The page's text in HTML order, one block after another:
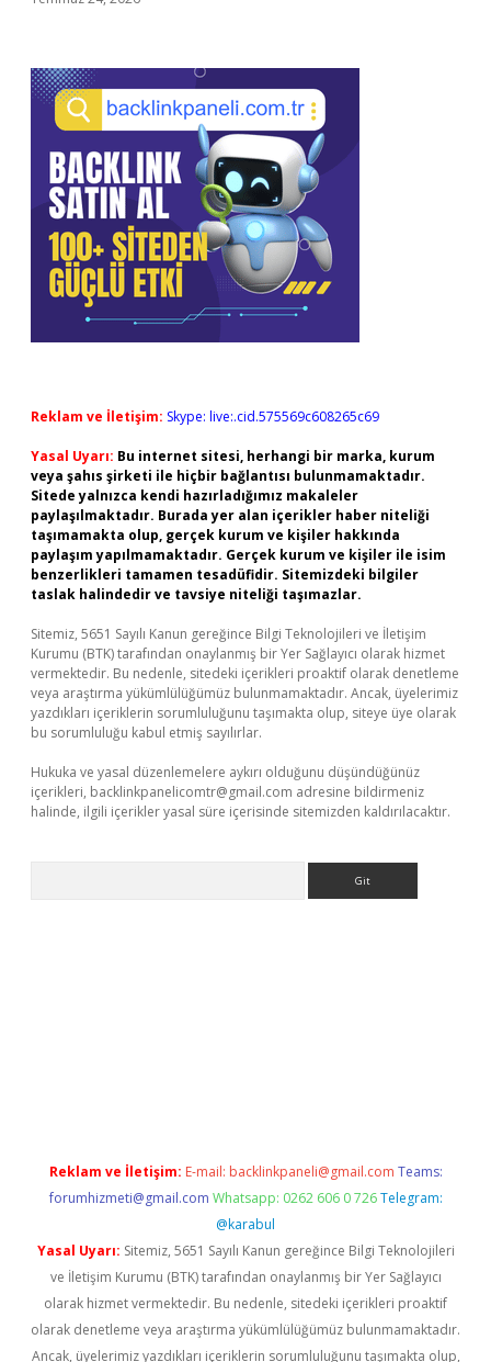
Reklam ve İletişim: Skype: live:.cid.575569c608265c69
Yasal Uyarı: Bu internet sitesi, herhangi bir marka, kurum
veya şahıs şirketi ile hiçbir bağlantısı bulunmamaktadır.
Sitede yalnızca kendi hazırladığımız makaleler
paylaşılmaktadır. Burada yer alan içerikler haber niteliği
taşımamakta olup, gerçek kurum ve kişiler hakkında
paylaşım yapılmamaktadır. Gerçek kurum ve kişiler ile isim
benzerlikleri tamamen tesadüfidir. Sitemizdeki bilgiler
taslak halindedir ve tavsiye niteliği taşımazlar.
Sitemiz, 5651 Sayılı Kanun gereğince Bilgi Teknolojileri ve İletişim
Kurumu (BTK) tarafından onaylanmış bir Yer Sağlayıcı olarak hizmet
vermektedir. Bu nedenle, sitedeki içerikleri proaktif olarak denetleme
veya araştırma yükümlülüğümüz bulunmamaktadır. Ancak, üyelerimiz
yazdıkları içeriklerin sorumluluğunu taşımakta olup, siteye üye olarak
bu sorumluluğu kabul etmiş sayılırlar.
Hukuka ve yasal düzenlemelere aykırı olduğunu düşündüğünüz
içerikleri, backlinkpanelicomtr@gmail.com adresine bildirmeniz
halinde, ilgili içerikler yasal süre içerisinde sitemizden kaldırılacaktır.
Reklam ve İletişim: E-mail: backlinkpaneli@gmail.com Teams:
forumhizmeti@gmail.com Whatsapp: 0262 606 0 726 Telegram:
@karabul
Yasal Uyarı: Sitemiz, 5651 Sayılı Kanun gereğince Bilgi Teknolojileri
ve İletişim Kurumu (BTK) tarafından onaylanmış bir Yer Sağlayıcı
olarak hizmet vermektedir. Bu nedenle, sitedeki içerikleri proaktif
olarak denetleme veya araştırma yükümlülüğümüz bulunmamaktadır.
Ancak, üyelerimiz yazdıkları içeriklerin sorumluluğunu taşımakta olup,